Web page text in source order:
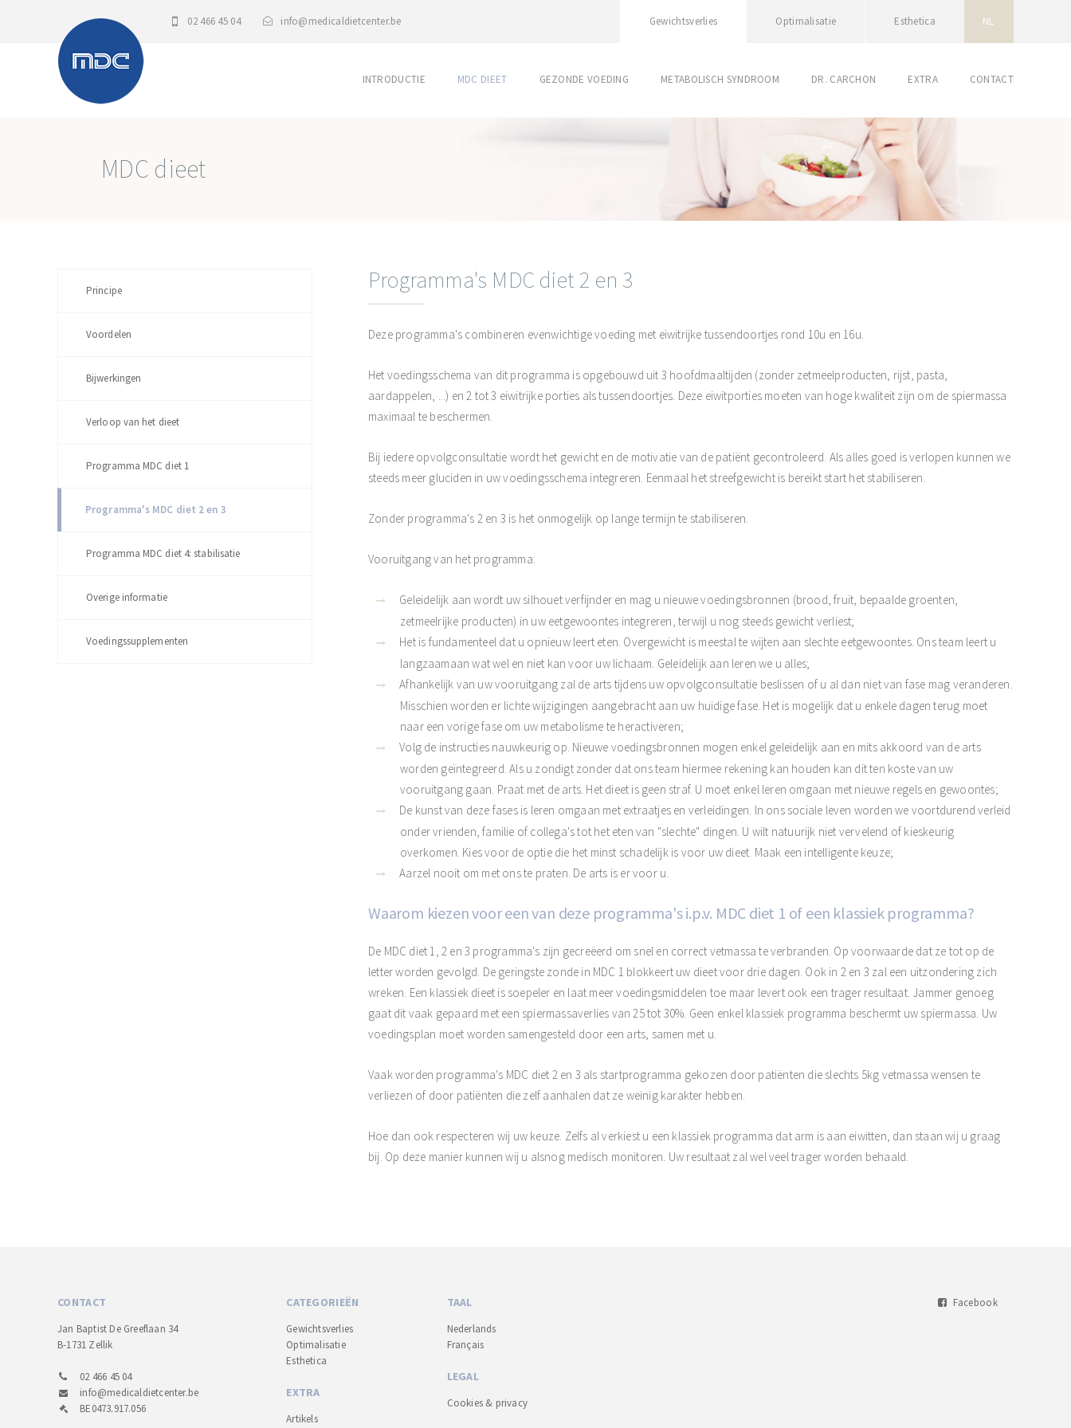
02 466 45 04 info@medicaldietcenter.be Gewichtsverlies Optimalisatie Esthetica NL
INTRODUCTIE MDC DIEET GEZONDE VOEDING METABOLISCH SYNDROOM DR. CARCHON EXTRA CONTACT
MDC dieet
Principe
Voordelen
Bijwerkingen
Verloop van het dieet
Programma MDC diet 1
Programma's MDC diet 2 en 3
Programma MDC diet 4: stabilisatie
Overige informatie
Voedingssupplementen
Programma's MDC diet 2 en 3
Deze programma's combineren evenwichtige voeding met eiwitrijke tussendoortjes rond 10u en 16u.
Het voedingsschema van dit programma is opgebouwd uit 3 hoofdmaaltijden (zonder zetmeelproducten, rijst, pasta,
aardappelen, ...) en 2 tot 3 eiwitrijke porties als tussendoortjes. Deze eiwitporties moeten van hoge kwaliteit zijn om de spiermassa
maximaal te beschermen.
Bij iedere opvolgconsultatie wordt het gewicht en de motivatie van de patiënt gecontroleerd. Als alles goed is verlopen kunnen we
steeds meer gluciden in uw voedingsschema integreren. Eenmaal het streefgewicht is bereikt start het stabiliseren.
Zonder programma's 2 en 3 is het onmogelijk op lange termijn te stabiliseren.
Vooruitgang van het programma:
Geleidelijk aan wordt uw silhouet verfijnder en mag u nieuwe voedingsbronnen (brood, fruit, bepaalde groenten,
zetmeelrijke producten) in uw eetgewoontes integreren, terwijl u nog steeds gewicht verliest;
Het is fundamenteel dat u opnieuw leert eten. Overgewicht is meestal te wijten aan slechte eetgewoontes. Ons team leert u
langzaamaan wat wel en niet kan voor uw lichaam. Geleidelijk aan leren we u alles;
Afhankelijk van uw vooruitgang zal de arts tijdens uw opvolgconsultatie beslissen of u al dan niet van fase mag veranderen.
Misschien worden er lichte wijzigingen aangebracht aan uw huidige fase. Het is mogelijk dat u enkele dagen terug moet
naar een vorige fase om uw metabolisme te heractiveren;
Volg de instructies nauwkeurig op. Nieuwe voedingsbronnen mogen enkel geleidelijk aan en mits akkoord van de arts
worden geïntegreerd. Als u zondigt zonder dat ons team hiermee rekening kan houden kan dit ten koste van uw
vooruitgang gaan. Praat met de arts. Het dieet is geen straf. U moet enkel leren omgaan met nieuwe regels en gewoontes;
De kunst van deze fases is leren omgaan met extraatjes en verleidingen. In ons sociale leven worden we voortdurend verleid
onder vrienden, familie of collega's tot het eten van "slechte" dingen. U wilt natuurijk niet vervelend of kieskeurig
overkomen. Kies voor de optie die het minst schadelijk is voor uw dieet. Maak een intelligente keuze;
Aarzel nooit om met ons te praten. De arts is er voor u.
Waarom kiezen voor een van deze programma's i.p.v. MDC diet 1 of een klassiek programma?
De MDC diet 1, 2 en 3 programma's zijn gecreëerd om snel en correct vetmassa te verbranden. Op voorwaarde dat ze tot op de
letter worden gevolgd. De geringste zonde in MDC 1 blokkeert uw dieet voor drie dagen. Ook in 2 en 3 zal een uitzondering zich
wreken. Een klassiek dieet is soepeler en laat meer voedingsmiddelen toe maar levert ook een trager resultaat. Jammer genoeg
gaat dit vaak gepaard met een spiermassaverlies van 25 tot 30%. Geen enkel klassiek programma beschermt uw spiermassa. Uw
voedingsplan moet worden samengesteld door een arts, samen met u.
Vaak worden programma's MDC diet 2 en 3 als startprogramma gekozen door patiënten die slechts 5kg vetmassa wensen te
verliezen of door patiënten die zelf aanhalen dat ze weinig karakter hebben.
Hoe dan ook respecteren wij uw keuze. Zelfs al verkiest u een klassiek programma dat arm is aan eiwitten, dan staan wij u graag
bij. Op deze manier kunnen wij u alsnog medisch monitoren. Uw resultaat zal wel veel trager worden behaald.
CONTACT
Jan Baptist De Greeflaan 34
B-1731 Zellik
02 466 45 04
info@medicaldietcenter.be
BE0473.917.056
CATEGORIEËN
Gewichtsverlies
Optimalisatie
Esthetica
EXTRA
Artikels
TAAL
Nederlands
Français
LEGAL
Cookies & privacy
Facebook